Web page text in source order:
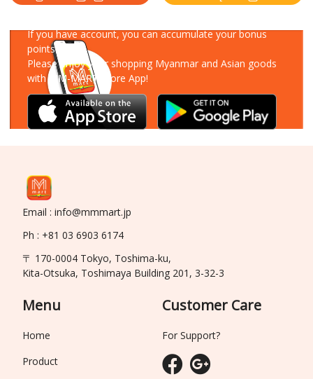
If you have account, you can accumulate your bonus
points!
Please enjoy your shopping Myanmar and Asian goods
with MM-MART Store App!
Email : info@mmmart.jp
Ph : +81 03 6903 6174
〒 170-0004 Tokyo, Toshima-ku,
Kita-Otsuka, Toshimaya Building 201, 3-32-3
Menu
Home
Product
Customer Care
For Support?